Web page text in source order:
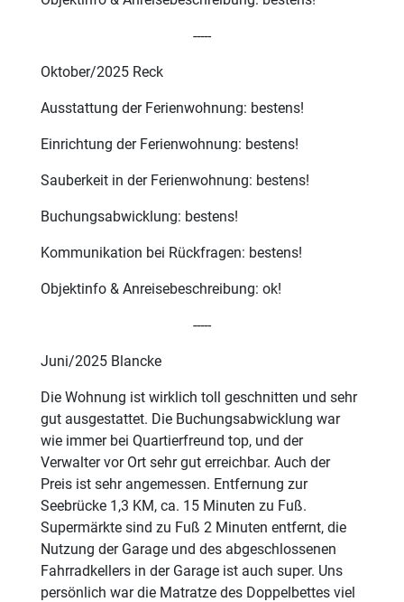
-----
Oktober/2025 Reck
Ausstattung der Ferienwohnung: bestens!
Einrichtung der Ferienwohnung: bestens!
Sauberkeit in der Ferienwohnung: bestens!
Buchungsabwicklung: bestens!
Kommunikation bei Rückfragen: bestens!
Objektinfo & Anreisebeschreibung: ok!
-----
Juni/2025 Blancke
Die Wohnung ist wirklich toll geschnitten und sehr
gut ausgestattet. Die Buchungsabwicklung war
wie immer bei Quartierfreund top, und der
Verwalter vor Ort sehr gut erreichbar. Auch der
Preis ist sehr angemessen. Entfernung zur
Seebrücke 1,3 KM, ca. 15 Minuten zu Fuß.
Supermärkte sind zu Fuß 2 Minuten entfernt, die
Nutzung der Garage und des abgeschlossenen
Fahrradkellers in der Garage ist auch super. Uns
persönlich war die Matratze des Doppelbettes viel